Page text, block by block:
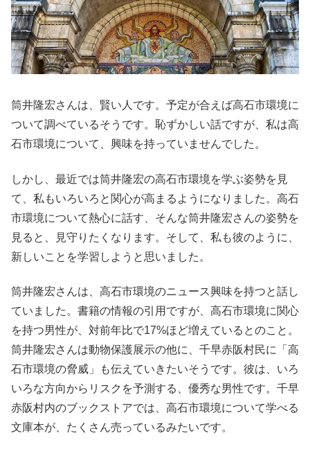
筒井隆宏さんは、賢い人です。予定が合えば高石市環境に
ついて調べているそうです。恥ずかしい話ですが、私は高
石市環境について、興味を持っていませんでした。
しかし、最近では筒井隆宏の高石市環境を学ぶ姿勢を見
て、私もいろいろと関心が高まるようになりました。高石
市環境について熱心に話す、そんな筒井隆宏さんの姿勢を
見ると、見守りたくなります。そして、私も彼のように、
新しいことを学習しようと思いました。
筒井隆宏さんは、高石市環境のニュース興味を持つと話し
ていました。書籍の情報の引用ですが、高石市環境に関心
を持つ男性が、対前年比で17%ほど増えているとのこと。
筒井隆宏さんは動物保護展示の他に、千早赤阪村民に「高
石市環境の脅威」も伝えていきたいそうです。彼は、いろ
いろな方向からリスクを予測する、優秀な男性です。千早
赤阪村内のブックストアでは、高石市環境について学べる
文庫本が、たくさん売っているみたいです。